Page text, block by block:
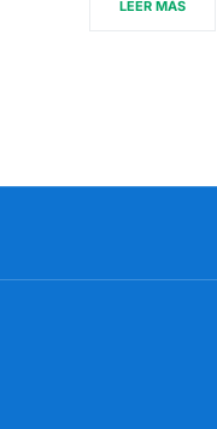
LEER MÁS